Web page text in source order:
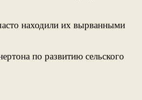
находили их вырванными
по развитию сельского